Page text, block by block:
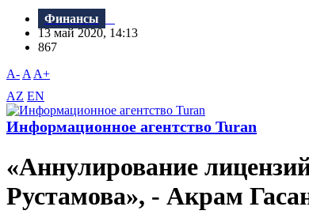
Финансы
13 май 2020, 14:13
867
A- A A+
AZ EN
Информационное агентство Turan
«Аннулирование
Рустамова», - Акрам